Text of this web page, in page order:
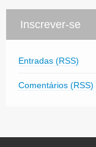
Inscrever-se
Entradas (RSS)
Comentários (RSS)